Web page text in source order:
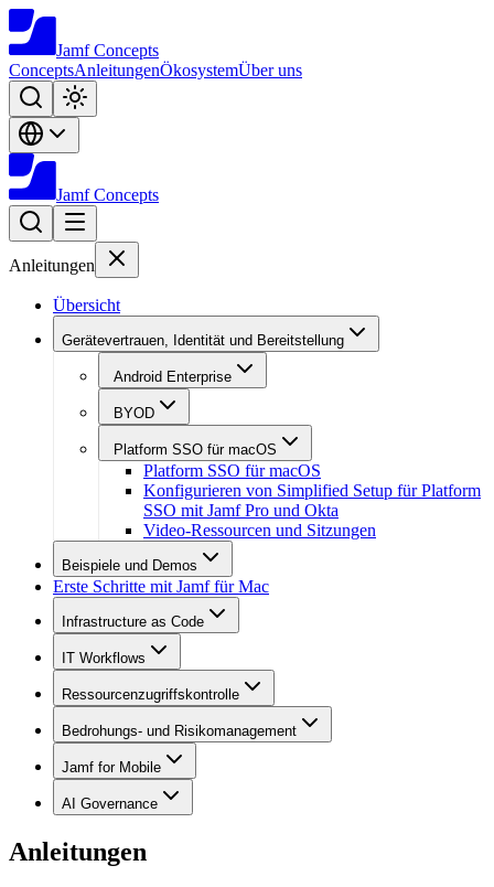
Jamf Concepts
ConceptsAnleitungenÖkosystemÜber uns
Jamf Concepts
Anleitungen
Übersicht
Gerätevertrauen, Identität und Bereitstellung
Android Enterprise
BYOD
Platform SSO für macOS
Platform SSO für macOS
Konfigurieren von Simplified Setup für Platform
SSO mit Jamf Pro und Okta
Video-Ressourcen und Sitzungen
Beispiele und Demos
Erste Schritte mit Jamf für Mac
Infrastructure as Code
IT Workflows
Ressourcenzugriffskontrolle
Bedrohungs- und Risikomanagement
Jamf for Mobile
AI Governance
Anleitungen